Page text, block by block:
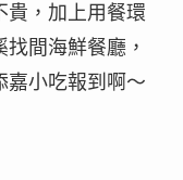
貴，加上用餐環
間海鮮餐廳，
嘉小吃報到啊～